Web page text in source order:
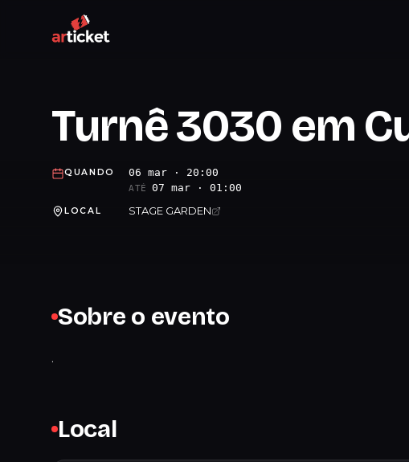
Turnê 3030 em
QUANDO 06 mar · 20:00
ATÉ 07 mar · 01:00
LOCAL STAGE GARDEN
Sobre o evento
.
Local